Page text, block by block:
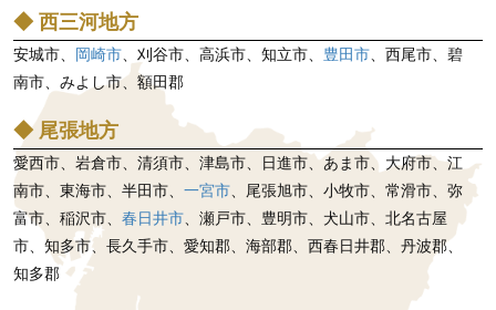
◆ 西三河地方
安城市、 岡崎市、刈谷市、高浜市、知立市、 豊田市、西尾市、碧
南市、みよし市、額田郡
◆ 尾張地方
愛西市、岩倉市、清須市、津島市、日進市、あま市、大府市、江
南市、東海市、半田市、 一宮市、尾張旭市、小牧市、常滑市、弥
富市、稲沢市、 春日井市、瀬戸市、豊明市、犬山市、北名古屋
市、知多市、長久手市、愛知郡、海部郡、西春日井郡、丹波郡、
知多郡